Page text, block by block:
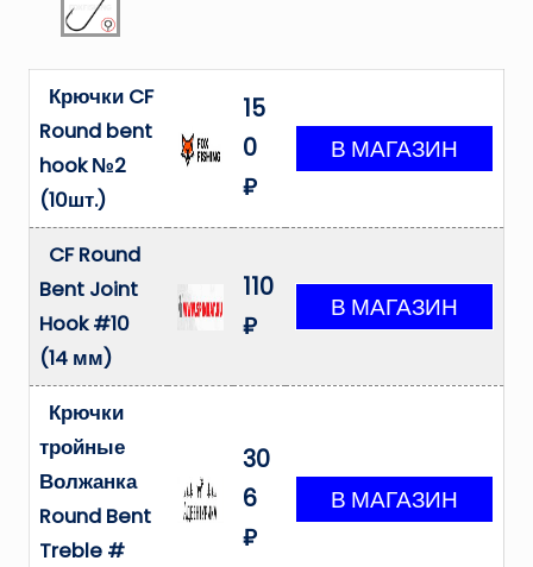
Крючки CF
Round bent
hook №2
(10шт.)
15
0
₽
CF Round
Bent Joint
Hook #10
(14 мм)
110
₽
Крючки
тройные
Волжанка
Round Bent
Treble #
30
6
₽